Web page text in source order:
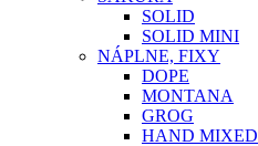
SOLID
SOLID MINI
NÁPLNE, FIXY
DOPE
MONTANA
GROG
HAND MIXED